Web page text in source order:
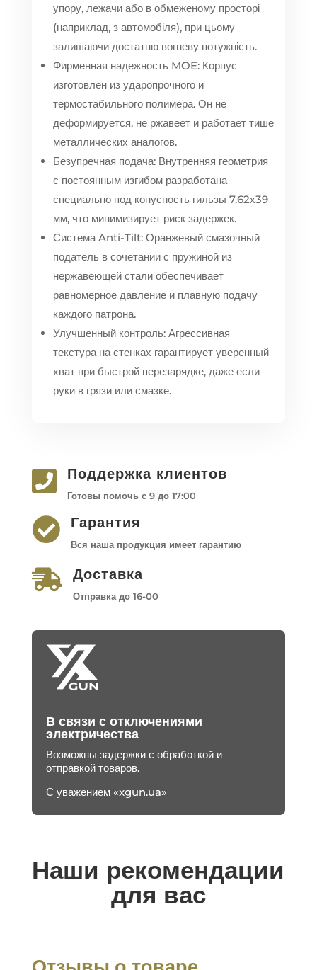
упору, лежачи або в обмеженому просторі
(наприклад, з автомобіля), при цьому
залишаючи достатню вогневу потужність.
Фирменная надежность MOE: Корпус
изготовлен из ударопрочного и
термостабильного полимера. Он не
деформируется, не ржавеет и работает тише
металлических аналогов.
Безупречная подача: Внутренняя геометрия
с постоянным изгибом разработана
специально под конусность гильзы 7.62х39
мм, что минимизирует риск задержек.
Система Anti-Tilt: Оранжевый смазочный
податель в сочетании с пружиной из
нержавеющей стали обеспечивает
равномерное давление и плавную подачу
каждого патрона.
Улучшенный контроль: Агрессивная
текстура на стенках гарантирует уверенный
хват при быстрой перезарядке, даже если
руки в грязи или смазке.
 Поддержка клиентов
Готовы помочь с 9 до 17:00
 Гарантия
Вся наша продукция имеет гарантию
 Доставка
Отправка до 16-00
В связи с отключениями
электричества
Возможны задержки с обработкой и
отправкой товаров.
С уважением «xgun.ua»
Наши рекомендации
для вас